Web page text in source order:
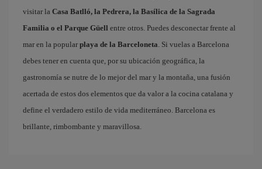
visitar la Casa Batlló, la Pedrera, la Basílica de la Sagrada
Familia o el Parque Güell entre otros. Puedes desconectar frente al
mar en la popular playa de la Barceloneta. Si vuelas a Barcelona
debes tener en cuenta que, por su ubicación geográfica, la
gastronomía se nutre de lo mejor del mar y la montaña, una fusión
acertada de estos dos elementos que da valor a la cocina catalana y
define el verdadero estilo de vida mediterráneo. Barcelona es
brillante, rimbombante y maravillosa.